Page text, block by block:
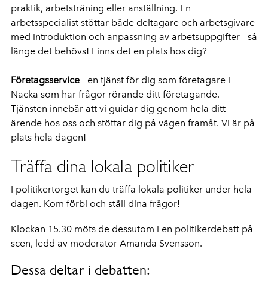
praktik, arbetsträning eller anställning. En
arbetsspecialist stöttar både deltagare och arbetsgivare
med introduktion och anpassning av arbetsuppgifter - så
länge det behövs! Finns det en plats hos dig?
Företagsservice - en tjänst för dig som företagare i
Nacka som har frågor rörande ditt företagande.
Tjänsten innebär att vi guidar dig genom hela ditt
ärende hos oss och stöttar dig på vägen framåt. Vi är på
plats hela dagen!
Träffa dina lokala politiker
I politikertorget kan du träffa lokala politiker under hela
dagen. Kom förbi och ställ dina frågor!
Klockan 15.30 möts de dessutom i en politikerdebatt på
scen, ledd av moderator Amanda Svensson.
Dessa deltar i debatten: